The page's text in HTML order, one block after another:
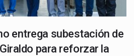
entrega subestación de
para reforzar la